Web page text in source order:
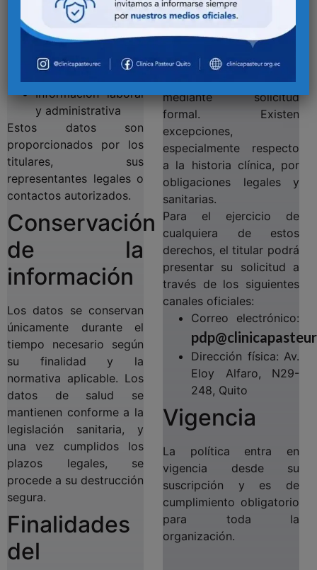
contacto
Datos sensibles de
salud
Datos financieros y
Información laboral
y administrativa
Estos datos son
proporcionados por los
titulares, sus
representantes legales o
contactos autorizados.
Conservación
de la
información
Los datos se conservan
únicamente durante el
tiempo necesario según
su finalidad y la
normativa aplicable. Los
datos de salud se
mantienen conforme a la
legislación sanitaria, y
una vez cumplidos los
plazos legales, se
procede a su destrucción
segura.
Finalidades
del
Los titulares pueden
ejercer derechos como
acceso, rectificación,
eliminación, oposición,
portabilidad y otros,
mediante solicitud
formal. Existen
excepciones,
especialmente respecto
a la historia clínica, por
obligaciones legales y
sanitarias.
Para el ejercicio de
cualquiera de estos
derechos, el titular podrá
presentar su solicitud a
través de los siguientes
canales oficiales:
Correo electrónico:
Dirección física: Av.
Eloy Alfaro, N29-
248, Quito
Vigencia
La política entra en
vigencia desde su
suscripción y es de
cumplimiento obligatorio
para toda la
organización.